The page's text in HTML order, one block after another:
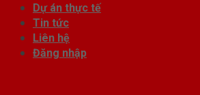
Dự án thực tế
Tin tức
Liên hệ
Đăng nhập